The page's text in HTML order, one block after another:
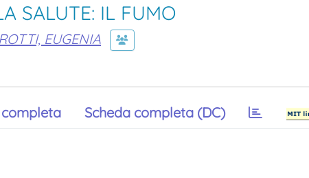
SALUTE: IL FUMO
EUGENIA
Scheda completa (DC)